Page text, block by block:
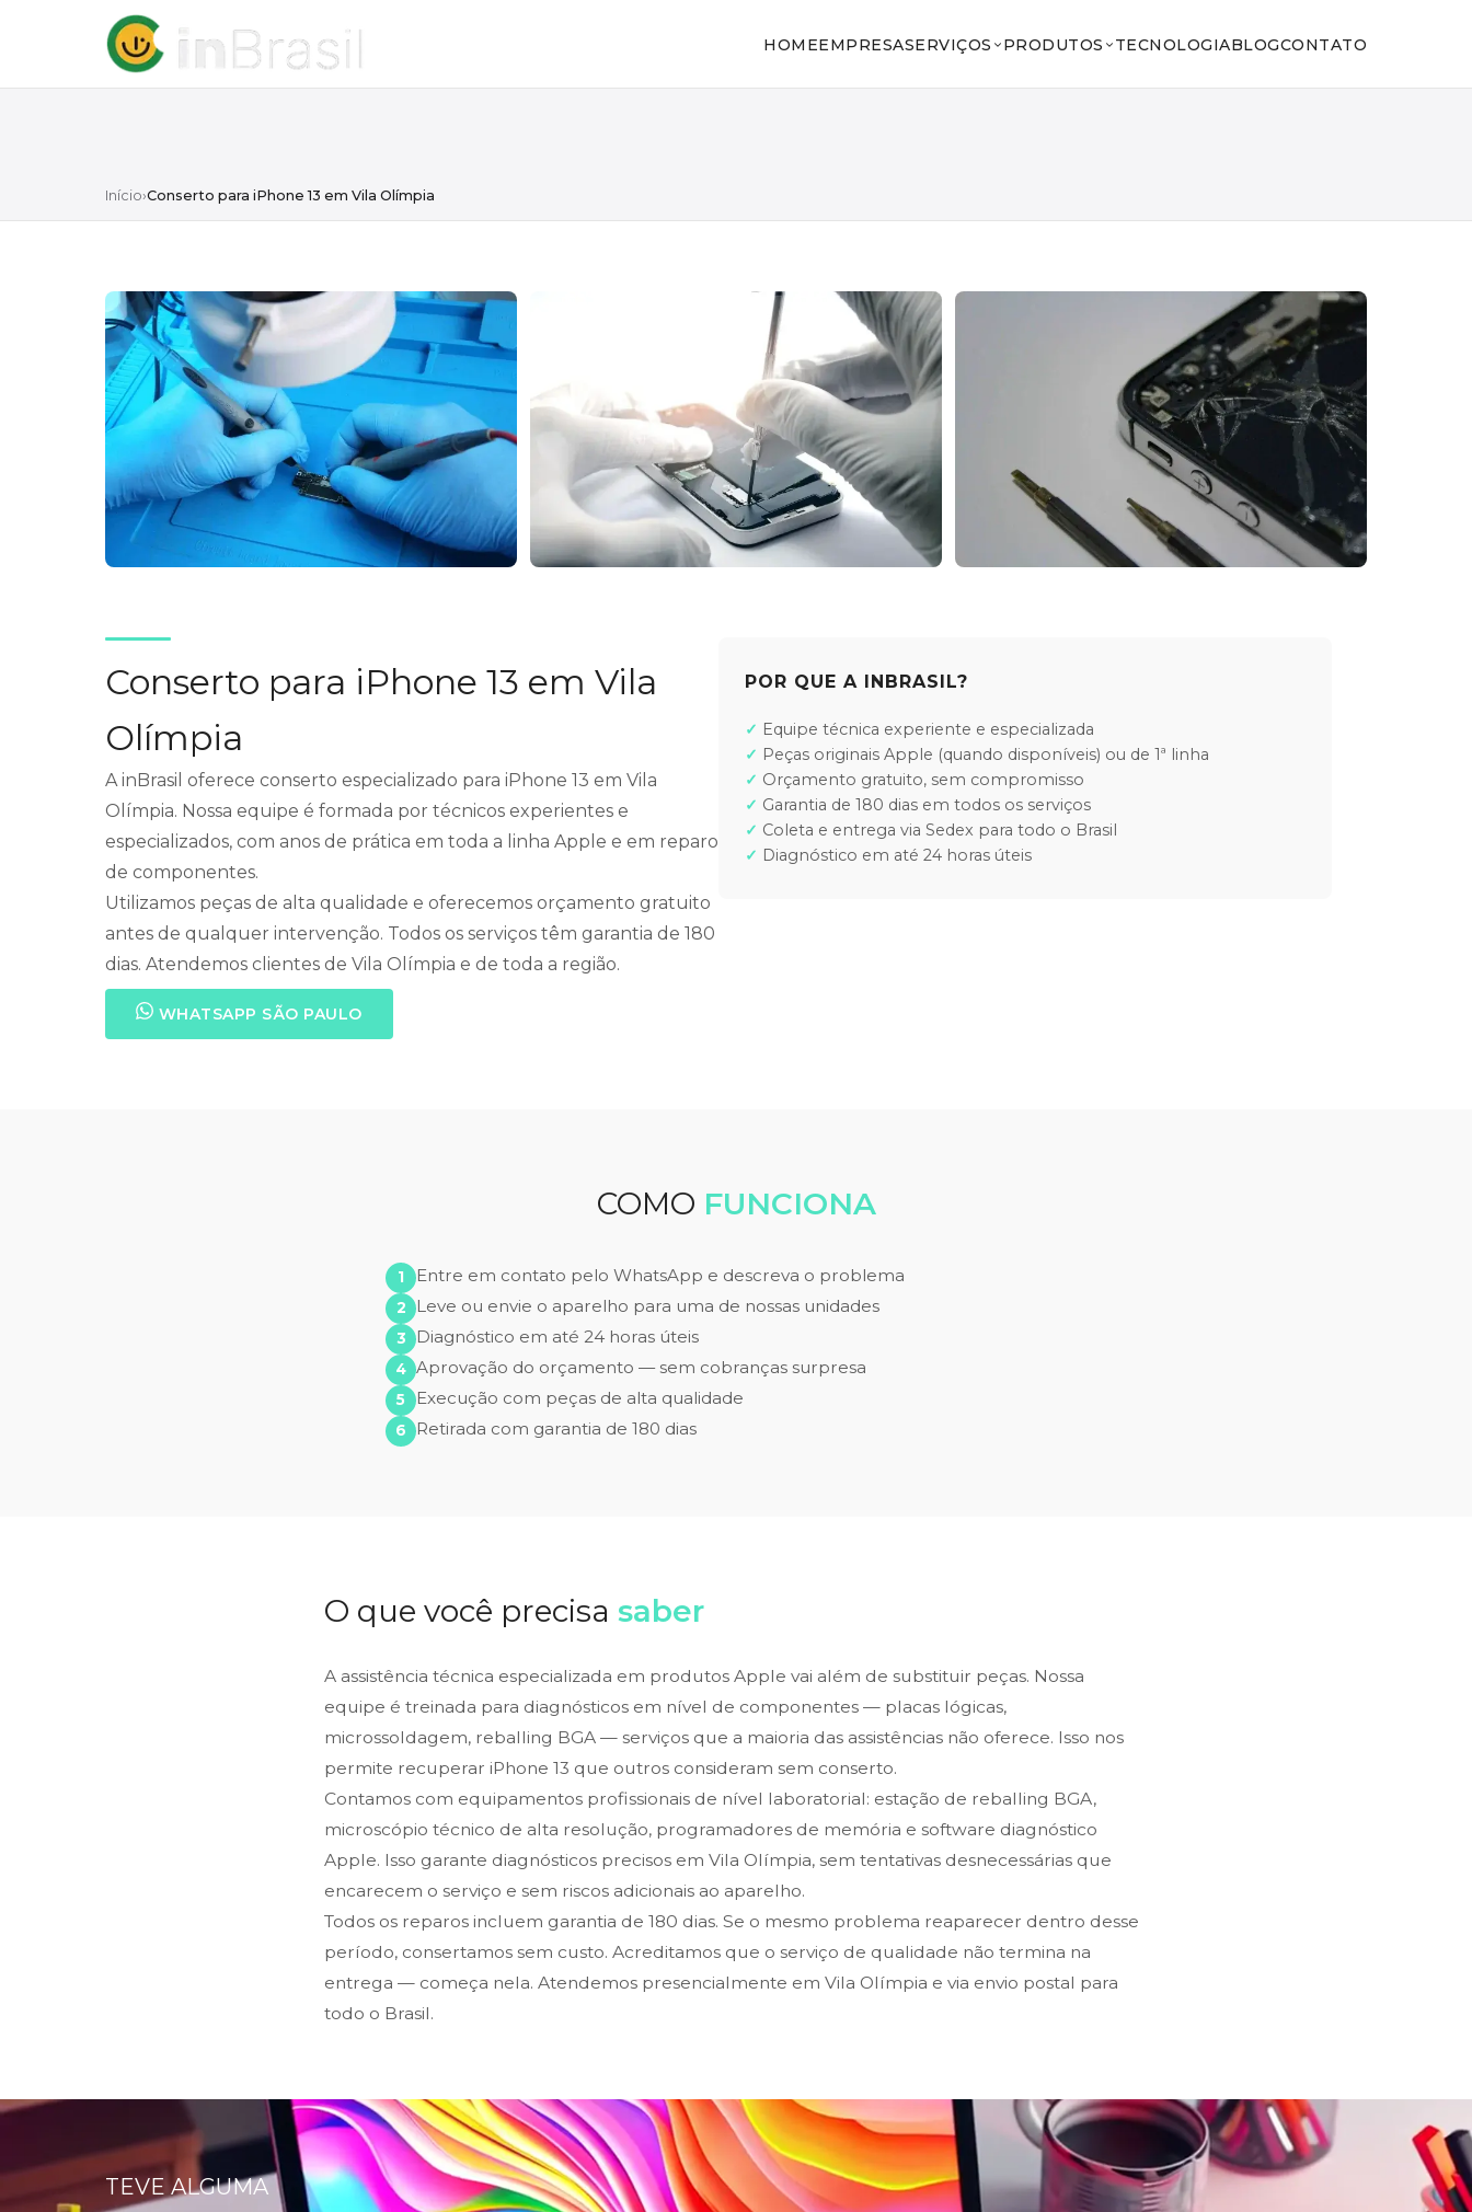
HOMEEMPRESASERVIÇOS PRODUTOS TECNOLOGIABLOGCONTATO
Início›Conserto para iPhone 13 em Vila Olímpia
Conserto para iPhone 13 em Vila
Olímpia
A inBrasil oferece conserto especializado para iPhone 13 em Vila
Olímpia. Nossa equipe é formada por técnicos experientes e
especializados, com anos de prática em toda a linha Apple e em reparo
de componentes.
Utilizamos peças de alta qualidade e oferecemos orçamento gratuito
antes de qualquer intervenção. Todos os serviços têm garantia de 180
dias. Atendemos clientes de Vila Olímpia e de toda a região.
WHATSAPP SÃO PAULO
POR QUE A INBRASIL?
Equipe técnica experiente e especializada
Peças originais Apple (quando disponíveis) ou de 1ª linha
Orçamento gratuito, sem compromisso
Garantia de 180 dias em todos os serviços
Coleta e entrega via Sedex para todo o Brasil
Diagnóstico em até 24 horas úteis
COMO FUNCIONA
Entre em contato pelo WhatsApp e descreva o problema
Leve ou envie o aparelho para uma de nossas unidades
Diagnóstico em até 24 horas úteis
Aprovação do orçamento — sem cobranças surpresa
Execução com peças de alta qualidade
Retirada com garantia de 180 dias
O que você precisa saber
A assistência técnica especializada em produtos Apple vai além de substituir peças. Nossa
equipe é treinada para diagnósticos em nível de componentes — placas lógicas,
microssoldagem, reballing BGA — serviços que a maioria das assistências não oferece. Isso nos
permite recuperar iPhone 13 que outros consideram sem conserto.
Contamos com equipamentos profissionais de nível laboratorial: estação de reballing BGA,
microscópio técnico de alta resolução, programadores de memória e software diagnóstico
Apple. Isso garante diagnósticos precisos em Vila Olímpia, sem tentativas desnecessárias que
encarecem o serviço e sem riscos adicionais ao aparelho.
Todos os reparos incluem garantia de 180 dias. Se o mesmo problema reaparecer dentro desse
período, consertamos sem custo. Acreditamos que o serviço de qualidade não termina na
entrega — começa nela. Atendemos presencialmente em Vila Olímpia e via envio postal para
todo o Brasil.
TEVE ALGUMA